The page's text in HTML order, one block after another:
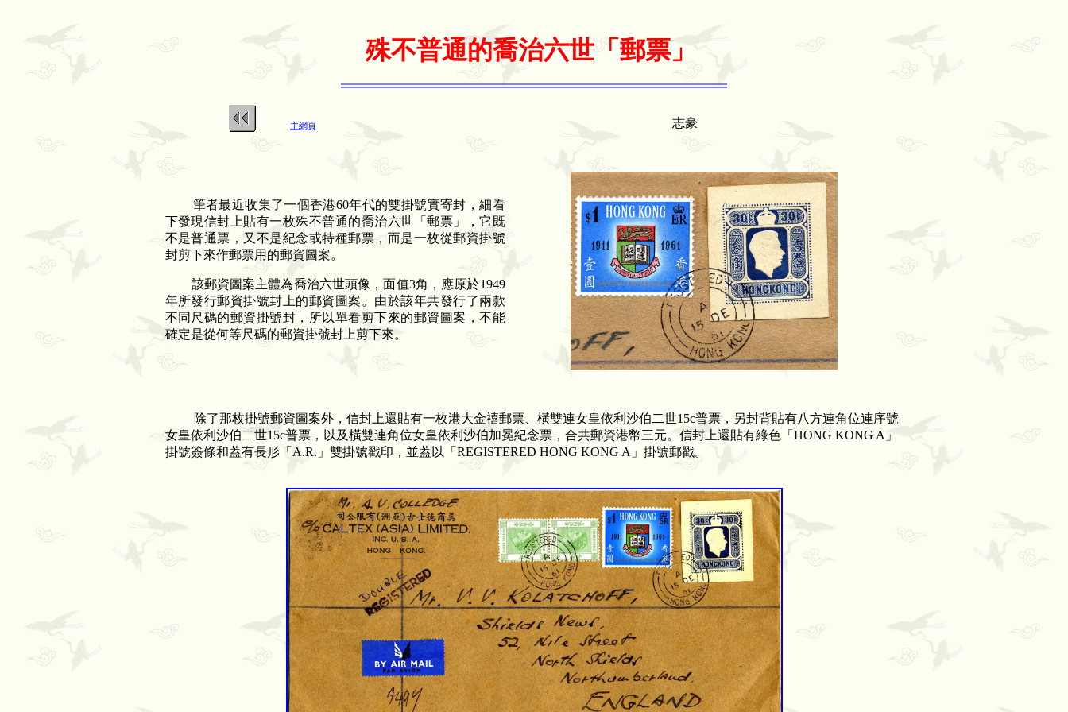
殊不普通的喬治六世「郵票」
主網頁 志豪
筆者最近收集了一個香港60年代的雙掛號實寄封，細看
下發現信封上貼有一枚殊不普通的喬治六世「郵票」，它既
不是普通票，又不是紀念或特種郵票，而是一枚從郵資掛號
封剪下來作郵票用的郵資圖案。
該郵資圖案主體為喬治六世頭像，面值3角，應原於1949
年所發行郵資掛號封上的郵資圖案。由於該年共發行了兩款
不同尺碼的郵資掛號封，所以單看剪下來的郵資圖案，不能
確定是從何等尺碼的郵資掛號封上剪下來。
除了那枚掛號郵資圖案外，信封上還貼有一枚港大金禧郵票、橫雙連女皇依利沙伯二世15c普票，另封背貼有八方連角位連序號
女皇依利沙伯二世15c普票，以及橫雙連角位女皇依利沙伯加冕紀念票，合共郵資港幣三元。信封上還貼有綠色「 HONG KONG A 」
掛號簽條和蓋有長形「 A.R. 」雙掛號戳印，並蓋以「 REGISTERED HONG KONG A 」掛號郵戳。